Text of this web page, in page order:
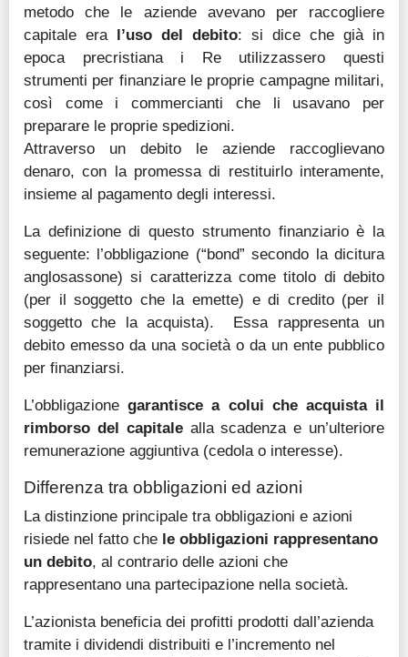
Trading
Education
Guide
Quotazioni
Conto IG
Stagionalità
Altro
metodo che le aziende avevano per raccogliere
capitale era l’uso del debito: si dice che già in
epoca precristiana i Re utilizzassero questi
strumenti per finanziare le proprie campagne militari,
così come i commercianti che li usavano per
preparare le proprie spedizioni.
Attraverso un debito le aziende raccoglievano
denaro, con la promessa di restituirlo interamente,
insieme al pagamento degli interessi.
La definizione di questo strumento finanziario è la
seguente: l’obbligazione (“bond” secondo la dicitura
anglosassone) si caratterizza come titolo di debito
(per il soggetto che la emette) e di credito (per il
soggetto che la acquista). Essa rappresenta un
debito emesso da una società o da un ente pubblico
per finanziarsi.
L’obbligazionegarantisce a colui che acquista il
rimborso del capitale alla scadenza e un’ulteriore
remunerazione aggiuntiva (cedola o interesse).
Differenza tra obbligazioni ed azioni
La distinzione principale tra obbligazioni e azioni
risiede nel fatto che le obbligazioni rappresentano
un debito, al contrario delle azioni che
rappresentano una partecipazione nella società.
L’azionista beneficia dei profitti prodotti dall’azienda
tramite i dividendi distribuiti e l’incremento nel